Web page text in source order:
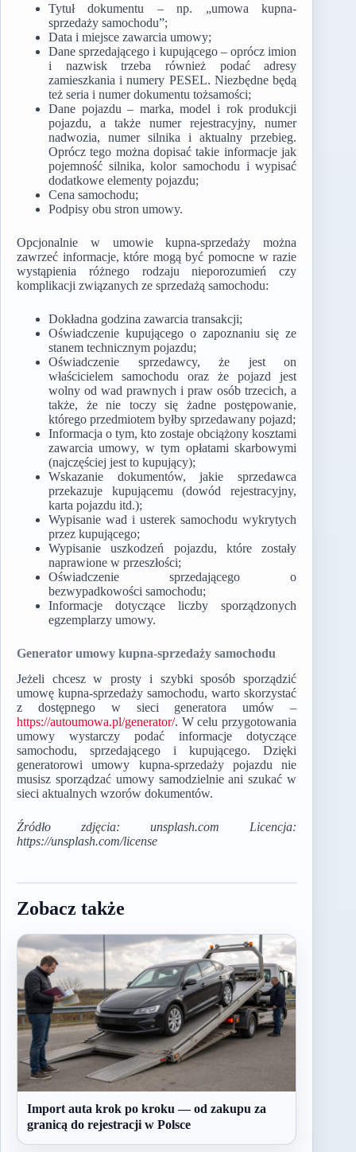
Tytuł dokumentu – np. „umowa kupna-
sprzedaży samochodu”;
Data i miejsce zawarcia umowy;
Dane sprzedającego i kupującego – oprócz imion
i nazwisk trzeba również podać adresy
zamieszkania i numery PESEL. Niezbędne będą
też seria i numer dokumentu tożsamości;
Dane pojazdu – marka, model i rok produkcji
pojazdu, a także numer rejestracyjny, numer
nadwozia, numer silnika i aktualny przebieg.
Oprócz tego można dopisać takie informacje jak
pojemność silnika, kolor samochodu i wypisać
dodatkowe elementy pojazdu;
Cena samochodu;
Podpisy obu stron umowy.
Opcjonalnie w umowie kupna-sprzedaży można
zawrzeć informacje, które mogą być pomocne w razie
wystąpienia różnego rodzaju nieporozumień czy
komplikacji związanych ze sprzedażą samochodu:
Dokładna godzina zawarcia transakcji;
Oświadczenie kupującego o zapoznaniu się ze
stanem technicznym pojazdu;
Oświadczenie sprzedawcy, że jest on
właścicielem samochodu oraz że pojazd jest
wolny od wad prawnych i praw osób trzecich, a
także, że nie toczy się żadne postępowanie,
którego przedmiotem byłby sprzedawany pojazd;
Informacja o tym, kto zostaje obciążony kosztami
zawarcia umowy, w tym opłatami skarbowymi
(najczęściej jest to kupujący);
Wskazanie dokumentów, jakie sprzedawca
przekazuje kupującemu (dowód rejestracyjny,
karta pojazdu itd.);
Wypisanie wad i usterek samochodu wykrytych
przez kupującego;
Wypisanie uszkodzeń pojazdu, które zostały
naprawione w przeszłości;
Oświadczenie sprzedającego o
bezwypadkowości samochodu;
Informacje dotyczące liczby sporządzonych
egzemplarzy umowy.
Generator umowy kupna-sprzedaży samochodu
Jeżeli chcesz w prosty i szybki sposób sporządzić
umowę kupna-sprzedaży samochodu, warto skorzystać
z dostępnego w sieci generatora umów –
https://autoumowa.pl/generator/. W celu przygotowania
umowy wystarczy podać informacje dotyczące
samochodu, sprzedającego i kupującego. Dzięki
generatorowi umowy kupna-sprzedaży pojazdu nie
musisz sporządzać umowy samodzielnie ani szukać w
sieci aktualnych wzorów dokumentów.
Źródło zdjęcia: unsplash.com Licencja:
https://unsplash.com/license
Zobacz także
Import auta krok po kroku — od zakupu za
granicą do rejestracji w Polsce